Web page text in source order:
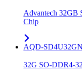
Advantech 32GB
Chip
AQD-
32G SO-DDR4-